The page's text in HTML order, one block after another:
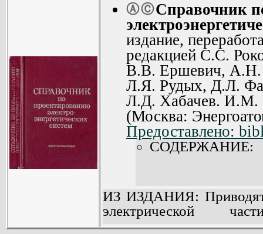
ⒶⒸСправочник
издание,
редакцией С.С.
В.В. Ершевич, А.Н.
Л.Я. Рудых, Д.Л.
Л.Д. Хабачев. И.М.
(Москва:
Предоставлено:
СОДЕРЖАНИЕ:
ИЗ ИЗДАНИЯ:
электрической
электрических и